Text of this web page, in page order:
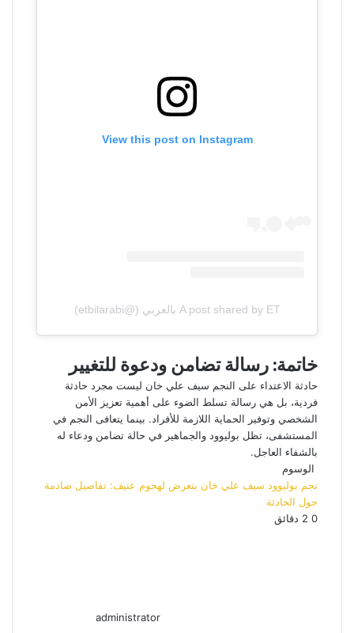
View this post on Instagram
A post shared by ET بالعربي (@etbilarabi)
خاتمة: رسالة تضامن ودعوة للتغيير
حادثة الاعتداء على النجم سيف علي خان ليست مجرد حادثة
فردية، بل هي رسالة تسلط الضوء على أهمية تعزيز الأمن
الشخصي وتوفير الحماية اللازمة للأفراد. بينما يتعافى النجم في
المستشفى، تظل بوليوود والجماهير في حالة تضامن ودعاء له
بالشفاء العاجل.
الوسوم
نجم بوليوود سيف علي خان يتعرض لهجوم عنيف: تفاصيل صادمة
حول الحادثة
administrator
0